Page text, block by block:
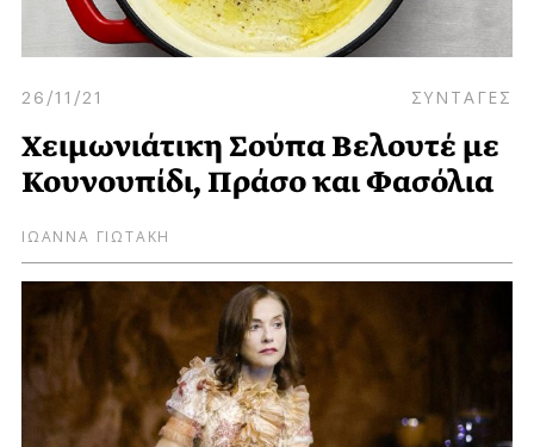
26/11/21 ΣΥΝΤΑΓΕΣ
Χειμωνιάτικη Σούπα Βελουτέ με
Κουνουπίδι, Πράσο και Φασόλια
ΙΩΑΝΝΑ ΓΙΩΤΑΚΗ